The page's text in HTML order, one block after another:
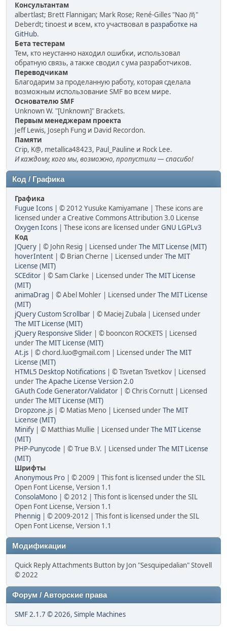
Консультантам
albertlast; Brett Flannigan; Mark Rose; René-Gilles "Nao 尚"
Deberdt; tinoest и всем, кто участвовал в разработке на
GitHub.
Бета тестерам
Тем, кто неустанно находил ошибки, использовал
обратную связь, а также сводил с ума разработчиков.
Переводчикам
Благодарим за проделанную работу, которая сделала
возможным использование SMF во всем мире.
Основателю SMF
Unknown W. "[Unknown]" Brackets.
Первым менеджерам проекта
Jeff Lewis, Joseph Fung и David Recordon.
Памяти
Crip, K@, metallica48423, Paul_Pauline и Rock Lee.
И каждому, кого мы, возможно, пропустили — спасибо!
Код / Графика
Графика
Fugue Icons | © 2012 Yusuke Kamiyamane | These icons are
licensed under a Creative Commons Attribution 3.0 License
Oxygen Icons | These icons are licensed underGNU LGPLv3
Код
JQuery | © John Resig | Licensed underThe MIT License (MIT)
hoverIntent | © Brian Cherne | Licensed underThe MIT
License (MIT)
SCEditor | © Sam Clarke | Licensed underThe MIT License
(MIT)
animaDrag | © Abel Mohler | Licensed underThe MIT License
(MIT)
jQuery Custom Scrollbar | © Maciej Zubala | Licensed under
The MIT License (MIT)
jQuery Responsive Slider | © booncon ROCKETS | Licensed
underThe MIT License (MIT)
At.js | © chord.luo@gmail.com | Licensed underThe MIT
License (MIT)
HTML5 Desktop Notifications | © Tsvetan Tsvetkov | Licensed
underThe Apache License Version 2.0
GAuth Code Generator/Validator | © Chris Cornutt | Licensed
underThe MIT License (MIT)
Dropzone.js | © Matias Meno | Licensed underThe MIT
License (MIT)
Minify | © Matthias Mullie | Licensed underThe MIT License
(MIT)
PHP-Punycode | © True B.V. | Licensed underThe MIT License
(MIT)
Шрифты
Anonymous Pro | © 2009 | This font is licensed under the SIL
Open Font License, Version 1.1
ConsolaMono | © 2012 | This font is licensed under the SIL
Open Font License, Version 1.1
Phennig | © 2009-2012 | This font is licensed under the SIL
Open Font License, Version 1.1
Модификации
Quick Reply Attachments Button by Jon "Sesquipedalian" Stovell
© 2022
Форум / Авторские права
SMF 2.1.7 © 2026, Simple Machines